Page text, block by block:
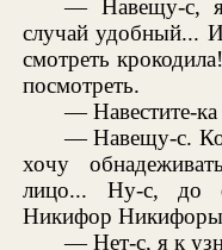
— Навещу-с,
случай удобный... И
смотреть
посмотреть.
— Навестите-
— Навещу-с.
хочу
лицо... Ну-с, до
Никифор
— Нет-с, я к